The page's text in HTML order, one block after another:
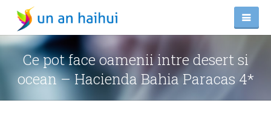
Ce pot face oamenii intre desert si
ocean – Hacienda Bahia Paracas 4*